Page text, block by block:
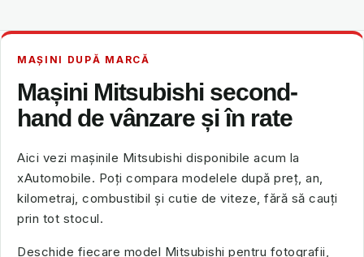
MAȘINI DUPĂ MARCĂ
Mașini Mitsubishi second-
hand de vânzare și în rate
Aici vezi mașinile Mitsubishi disponibile acum la
xAutomobile. Poți compara modelele după preț, an,
kilometraj, combustibil și cutie de viteze, fără să cauți
prin tot stocul.
Deschide fiecare model Mitsubishi pentru fotografii,